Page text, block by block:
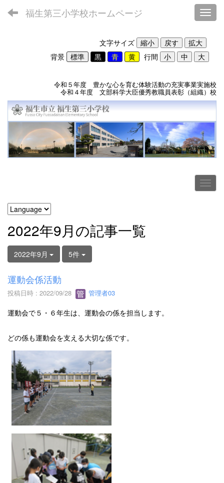
福生第三小学校ホームページ
文字サイズ
背景
行間
令和５年度 豊かな心を育む体験活動の充実事業実施校
令和４年度 文部科学大臣優秀教職員表彰（組織）校
2022年9月の記事一覧
2022年9月 5件
運動会係活動
投稿日時 : 2022/09/28 管理者03
運動会で５・６年生は、運動会の係を担当します。
どの係も運動会を支える大切な係です。